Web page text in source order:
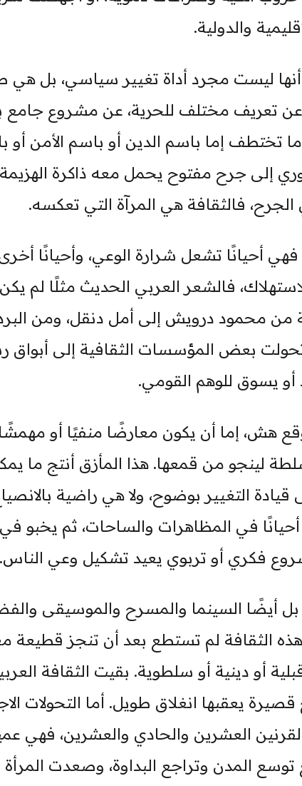
والدولية.
أنها ليست مجرد أداة تغيير سياسي، بل
تعريف مختلف للحرية، عن مشروع جامع
تختطف إما باسم الدين أو باسم الأمن أو
إلى جرح مفتوح يحمل معه ذاكرة الهزيمة
الجرح، فالثقافة هي المرآة التي تعكسه.
فهي أحيانًا تشعل شرارة الوعي، وأحيانًا
فالشعر العربي الحديث مثلًا لم
من محمود درويش إلى أمل دنقل، ومن
تحولت بعض المؤسسات الثقافية إلى أبواق
أو يسوق للوهم القومي.
هش، إما أن يكون معارضًا منفيًا أو
لينجو من قمعها. هذا المأزق أنتج ما
التغيير بوضوح، ولا هي راضية
أحيانًا في المظاهرات والساحات، ثم يخبو
فكري أو تربوي يعيد تشكيل وعي الناس.
بل أيضًا السينما والمسرح والموسيقى
الثقافة لم تستطع بعد أن تنجز قطيعة
أو دينية أو سلطوية. بقيت الثقافة
يعقبها انغلاق طويل. أما التحولات
العشرين والحادي والعشرين، فهي
المدن وتراجع البداوة، وصعدت المرأة